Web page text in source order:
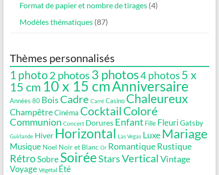
Format de papier et nombre de tirages (4)
Modèles thématiques (87)
Thèmes personnalisés
1 photo2 photos3 photos4 photos5 x
15 cm 10 x 15 cmAnniversaire
Années 80 Bois Cadre Carré Casino Chaleureux
ChampêtreCinéma Cocktail Coloré
Communion Concert Dorures Enfant Fille FleuriGatsby
Guirlande Hiver Horizontal Las Vegas Luxe Mariage
Musique Noel Noir et Blanc Or RomantiqueRustique
RétroSobre SoiréeStarsVertical Vintage
Voyage Végétal Été